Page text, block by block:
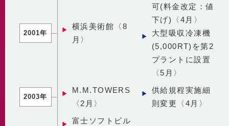
2001年
横浜美術館〈8
月〉
可(料金改定：値
下げ)〈4月〉
大型吸収冷凍機
(5,000RT)を第2
プラントに設置
〈5月〉
2003年
M.M.TOWERS
〈2月〉
供給規程実施細
則変更〈4月〉
富士ソフトビル